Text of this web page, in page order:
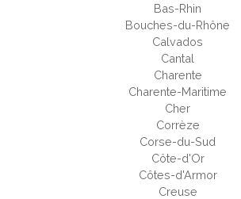
Bas-Rhin
Bouches-du-Rhône
Calvados
Cantal
Charente
Charente-Maritime
Cher
Corrèze
Corse-du-Sud
Côte-d'Or
Côtes-d'Armor
Creuse